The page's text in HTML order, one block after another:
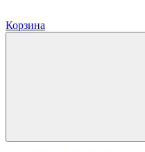
Корзина